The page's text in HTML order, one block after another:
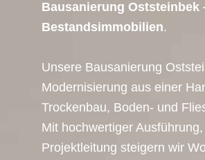
Bausanierung
Bestandsimmobilien.
Unsere Bausanierung
Modernisierung aus einer
Trockenbau, Boden- und
Mit hochwertiger
Projektleitung steigern wir